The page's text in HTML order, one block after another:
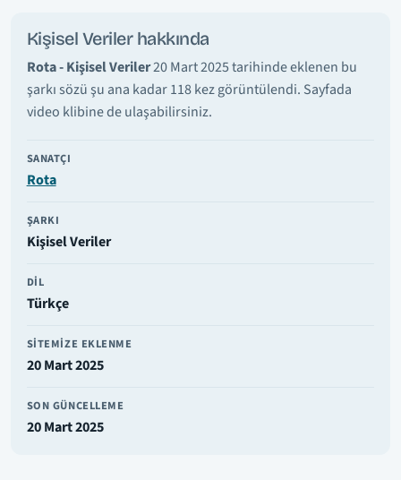
Kişisel Veriler hakkında
Rota - Kişisel Veriler20 Mart 2025 tarihinde eklenen bu
şarkı sözü şu ana kadar 118 kez görüntülendi. Sayfada
video klibine de ulaşabilirsiniz.
SANATÇI
Rota
ŞARKI
Kişisel Veriler
DIL
Türkçe
SITEMIZE EKLENME
20 Mart 2025
SON GÜNCELLEME
20 Mart 2025